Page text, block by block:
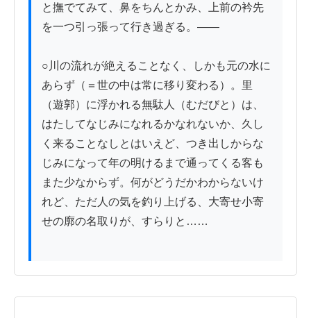
と撫でてみて、鼻をちんとかみ、上前の衿先
を一つ引っ張って行き過ぎる。——
○川の流れが絶えることなく、しかも元の水に
あらず（＝世の中は常に移り変わる）。里
（遊郭）に浮かれる無駄人（むだびと）は、
はたしてなじみになれるかなれないか、久し
く来ることなしとはいえど、つき出しからな
じみになって年の明けるまで通ってくる客も
また少なからず。何がどうだかわからないけ
れど、ただ人の気を釣り上げる、大寄せ小寄
せの廓の名取りが、すらりと……